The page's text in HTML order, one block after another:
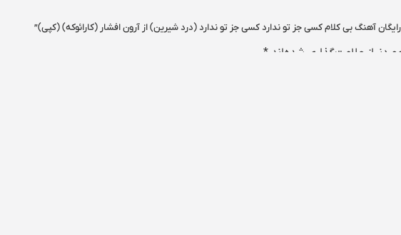
آهنگ بی کلام کسی جز تو ندارد کسی جز تو ندارد (درد شیرین) از آرون افشار (کارائوکه) (کپی)”
علامت‌گذاری شده‌اند *